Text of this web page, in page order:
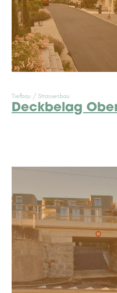
Tiefbau / Strassenbau
Deckbelag